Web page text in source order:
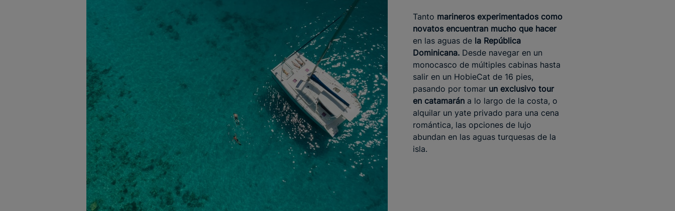
Tanto marineros experimentados como
novatos encuentran mucho que hacer
en las aguas de la República
Dominicana. Desde navegar en un
monocasco de múltiples cabinas hasta
salir en un HobieCat de 16 pies,
pasando por tomar un exclusivo tour
en catamarán a lo largo de la costa, o
alquilar un yate privado para una cena
romántica, las opciones de lujo
abundan en las aguas turquesas de la
isla.